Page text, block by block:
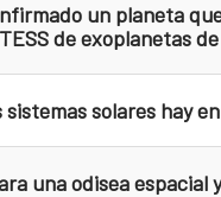
un planeta
de exoplanetas
sistemas solares hay
una odisea espacial